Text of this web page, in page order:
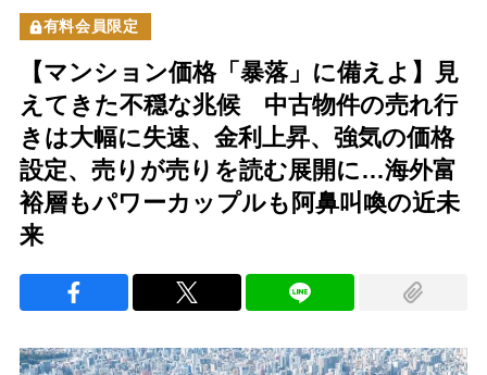
有料会員限定
【マンション価格「暴落」に備えよ】見
えてきた不穏な兆候 中古物件の売れ行
きは大幅に失速、金利上昇、強気の価格
設定、売りが売りを読む展開に…海外富
裕層もパワーカップルも阿鼻叫喚の近未
来